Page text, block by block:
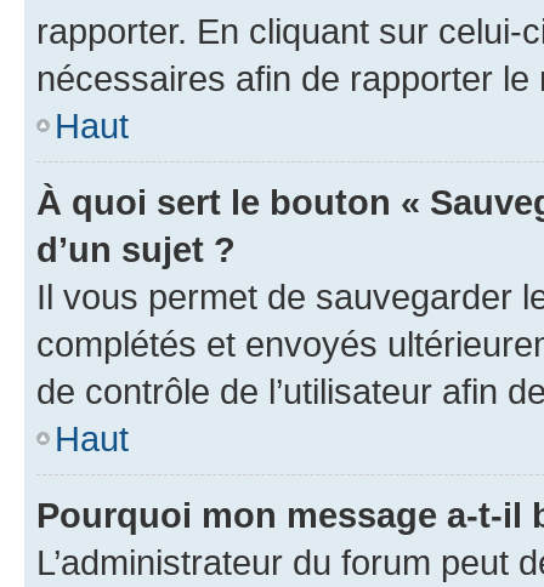
rapporter. En cliquant sur
nécessaires afin de rapporter le
Haut
À quoi sert le bouton «
d’un sujet ?
Il vous permet de sauvegarder
complétés et envoyés
de contrôle de l’utilisateur afin
Haut
Pourquoi mon message a-t-il
L’administrateur du forum peut